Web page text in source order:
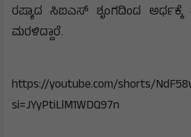
ರಷ್ಯಾದ ಸಿಐಎಸ್‌‍ ಶೃಂಗದಿಂದ ಅರ್ಧಕ್ಕೆ
ಮರಳಿದ್ದಾರೆ.
https://youtube.com/shorts/
si=JYyPtiLlM1WDQ97n